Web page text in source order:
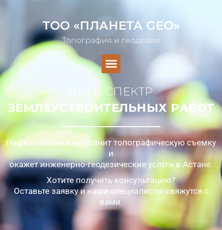
ТОО «ПЛАНЕТА GEO»
Топография и геодезия
ВЕСЬ СПЕКТР
ЗЕМЛЕУСТРОИТЕЛЬНЫХ РАБОТ
Наша компания выполнит топографическую съемку
и
окажет инженерно-геодезические услуги в Астане.
Хотите получить консультацию?
Оставьте заявку и наши специалисты свяжутся с
вами.